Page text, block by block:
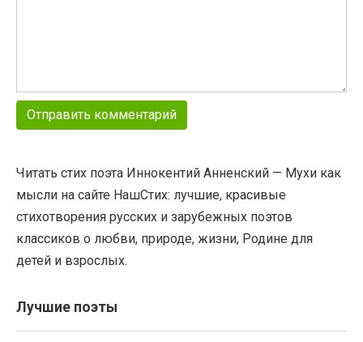
Читать стих поэта Иннокентий Анненский — Мухи как
мысли на сайте НашСтих: лучшие, красивые
стихотворения русских и зарубежных поэтов
классиков о любви, природе, жизни, Родине для
детей и взрослых.
Лучшие поэты